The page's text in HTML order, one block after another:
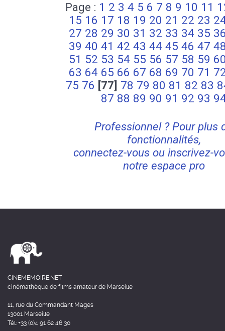
Page : 1 2 3 4 5 6 7 8 9 10 11
15 16 17 18 19 20 21 22 23
27 28 29 30 31 32 33 34 35
39 40 41 42 43 44 45 46 47
51 52 53 54 55 56 57 58 59
63 64 65 66 67 68 69 70 71
75 76 [77] 78 79 80 81 82 83
87 88 89 90 91 92 93
Professionnel ? Pour plus
fonctionnalités,
connectez-vous ou inscrivez-
notre espace pro
CINEMEMOIRE.NET
cinémathèque de films amateur de Marseille
11, rue du Commandant Mages
13001 Marseille
Tél: +33 (0)4 91 62 46 30